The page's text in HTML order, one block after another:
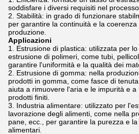
soddisfare i diversi requisiti nel
Stabilità: in grado di funzionare
per garantire la continuità e la
produzione.
Applicazioni
Estrusione di plastica: utilizzata per
estrusione di polimeri, come tubi,
garantire l'uniformità e la qualità dei
Estrusione di gomma: nella
prodotti in gomma, come fasce di
aiuta a rimuovere l'aria e le impurità e
prodotti finiti.
Industria alimentare: utilizzato per
lavorazione degli alimenti, come nella
pane, ecc., per garantire la purezza e
alimentari.